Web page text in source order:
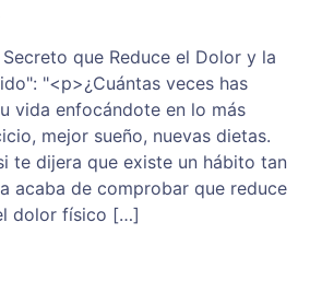
que Reduce el Dolor y la
"<p>¿Cuántas veces has
vida enfocándote en lo más
mejor sueño, nuevas dietas.
te dijera que existe un hábito tan
acaba de comprobar que reduce
dolor físico […]